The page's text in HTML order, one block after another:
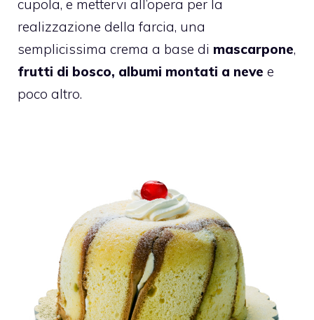
cupola, e mettervi all’opera per la
realizzazione della farcia, una
semplicissima crema a base di mascarpone,
frutti di bosco, albumi montati a neve e
poco altro.